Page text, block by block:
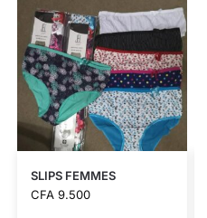
SLIPS FEMMES
CFA9.500